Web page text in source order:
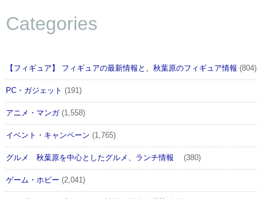
Categories
【フィギュア】 フィギュアの最新情報と、秋葉原のフィギュア情報 (804)
PC・ガジェット (191)
アニメ・マンガ(1,558)
イベント・キャンペーン (1,765)
グルメ 秋葉原を中心としたグルメ、ランチ情報 (380)
ゲーム・ホビー (2,041)